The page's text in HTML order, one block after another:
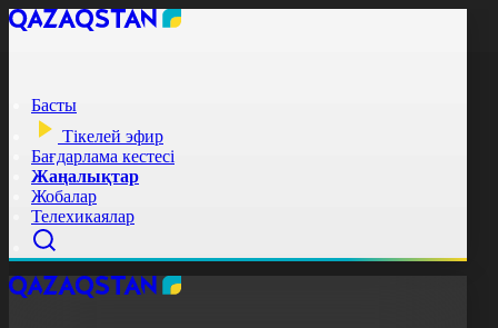
Басты
Тікелей эфир
Бағдарлама кестесі
Жаңалықтар
Жобалар
Телехикаялар